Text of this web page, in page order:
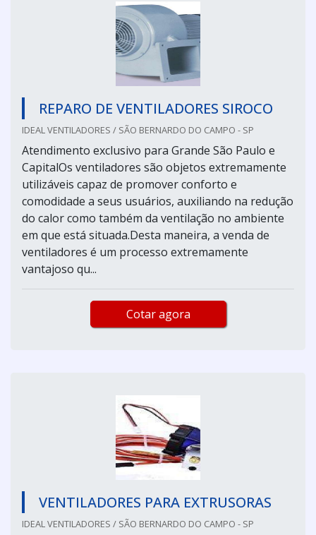
REPARO DE VENTILADORES SIROCO
IDEAL VENTILADORES / SÃO BERNARDO DO CAMPO - SP
Atendimento exclusivo para Grande São Paulo e
CapitalOs ventiladores são objetos extremamente
utilizáveis capaz de promover conforto e
comodidade a seus usuários, auxiliando na redução
do calor como também da ventilação no ambiente
em que está situada.Desta maneira, a venda de
ventiladores é um processo extremamente
vantajoso qu...
Cotar agora
VENTILADORES PARA EXTRUSORAS
IDEAL VENTILADORES / SÃO BERNARDO DO CAMPO - SP